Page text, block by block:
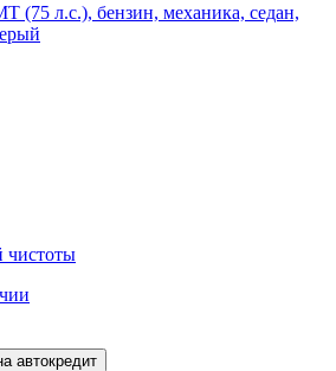
(75 л.с.), бензин, механика, седан,
чистоты
на автокредит